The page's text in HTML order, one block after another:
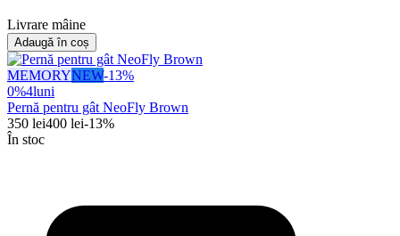
Livrare mâine
Adaugă în coș
MEMORYNEW-13%
0%4luni
Pernă pentru gât NeoFly Brown
350 lei400 lei-13%
În stoc